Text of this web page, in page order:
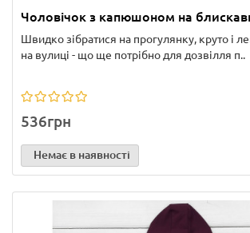
Чоловічок з капюшоном на
Швидко зібратися на прогулянку, круто і
на вулиці - що ще потрібно для дозвілля п..
536грн
Немає в наявності